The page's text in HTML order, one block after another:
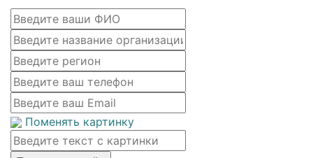
Поменять картинку